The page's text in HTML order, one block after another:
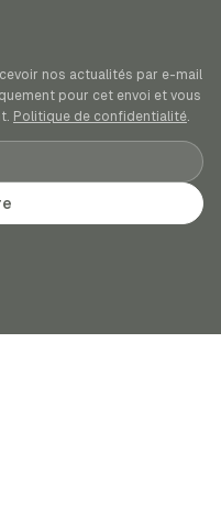
nos actualités par e-mail
pour cet envoi et vous
Politique de confidentialité.